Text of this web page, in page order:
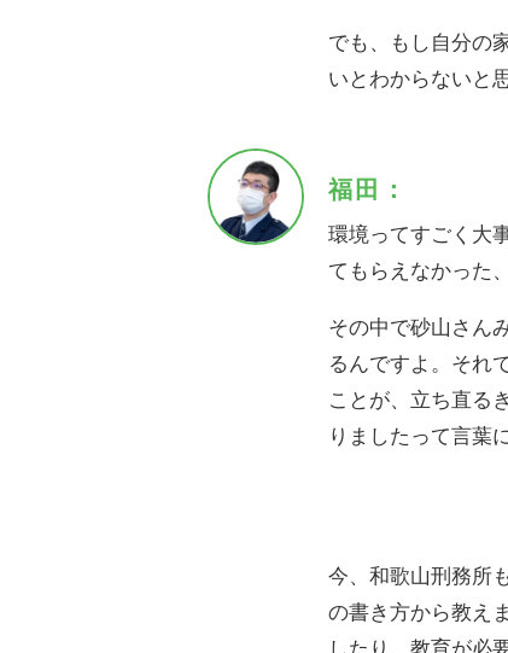
でも、もし自分の
いとわからないと
福田：
環境ってすごく大
てもらえなかった
その中で砂山さん
るんですよ。それ
ことが、立ち直る
りましたって言葉
今、和歌山刑務所
の書き方から教え